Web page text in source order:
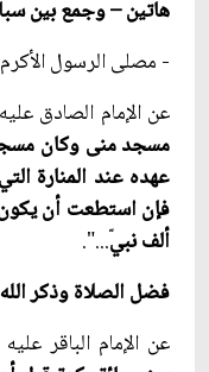
هاتين – وجمع بين
- مصلى الرسول الأكرم
عن الإمام الصادق
مسجد منى وكان
عهده عند المنارة
فإن استطعت أن
ألف نبيّ...".
فضل الصلاة وذكر
عن الإمام الباقر